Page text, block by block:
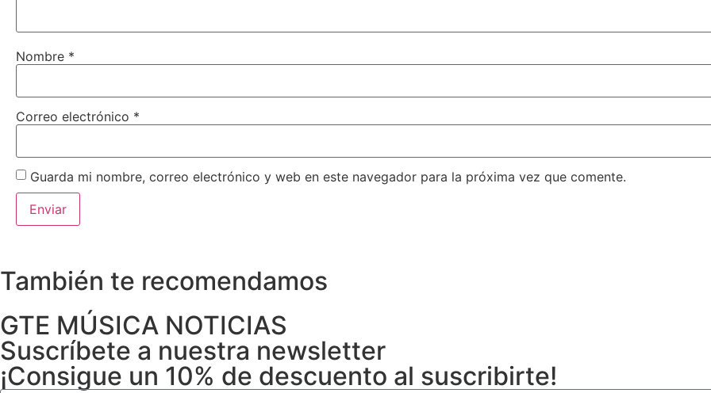
Nombre *
Correo electrónico *
Guarda mi nombre, correo electrónico y web en este navegador para la próxima vez que comente.
También te recomendamos
GTE MÚSICA NOTICIAS
Suscríbete a nuestra newsletter
¡Consigue un 10% de descuento al suscribirte!